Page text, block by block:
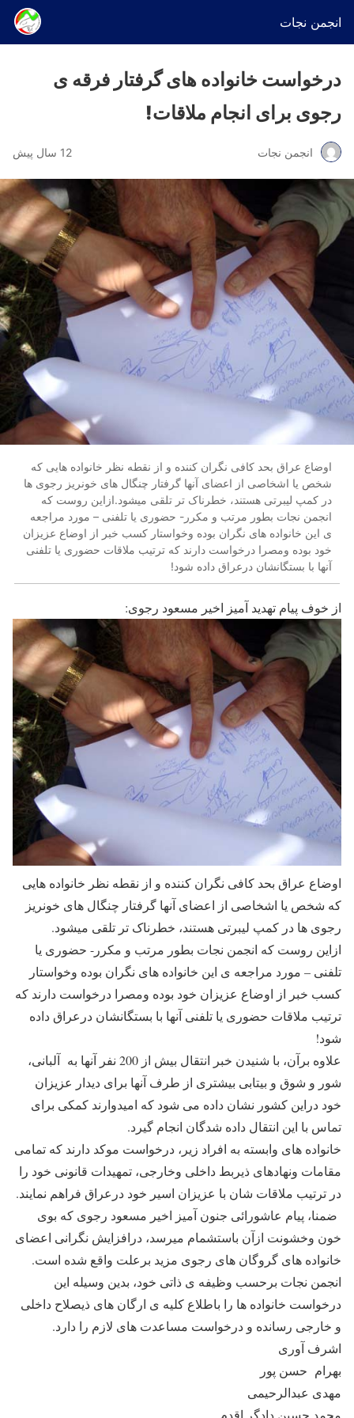
انجمن نجات
درخواست خانواده های گرفتار فرقه ی
رجوی برای انجام ملاقات!
انجمن نجات 12 سال پیش
اوضاع عراق بحد کافی نگران کننده و از نقطه نظر خانواده هایی که
شخص یا اشخاصی از اعضای آنها گرفتار چنگال های خونریز رجوی ها
در کمپ لیبرتی هستند، خطرناک تر تلقی میشود.ازاین روست که
انجمن نجات بطور مرتب و مکرر- حضوری یا تلفنی – مورد مراجعه
ی این خانواده های نگران بوده وخواستار کسب خبر از اوضاع عزیزان
خود بوده ومصرا درخواست دارند که ترتیب ملاقات حضوری یا تلفنی
آنها با بستگانشان درعراق داده شود!
از خوف پیام تهدید آمیز اخیر مسعود رجوی:
اوضاع عراق بحد کافی نگران کننده و از نقطه نظر خانواده هایی
که شخص یا اشخاصی از اعضای آنها گرفتار چنگال های خونریز
رجوی ها در کمپ لیبرتی هستند، خطرناک تر تلقی میشود.
ازاین روست که انجمن نجات بطور مرتب و مکرر- حضوری یا
تلفنی – مورد مراجعه ی این خانواده های نگران بوده وخواستار
کسب خبر از اوضاع عزیزان خود بوده ومصرا درخواست دارند که
ترتیب ملاقات حضوری یا تلفنی آنها با بستگانشان درعراق داده
شود!
علاوه برآن، با شنیدن خبر انتقال بیش از 200 نفر آنها به آلبانی،
شور و شوق و بیتابی بیشتری از طرف آنها برای دیدار عزیزان
خود دراین کشور نشان داده می شود که امیدوارند کمکی برای
تماس با این انتقال داده شدگان انجام گیرد.
خانواده های وابسته به افراد زیر، درخواست موکد دارند که تمامی
مقامات ونهادهای ذیربط داخلی وخارجی، تمهیدات قانونی خود را
در ترتیب ملاقات شان با عزیزان اسیر خود درعراق فراهم نمایند.
ضمنا، پیام عاشورائی جنون آمیز اخیر مسعود رجوی که بوی
خون وخشونت ازآن باستشمام میرسد، درافزایش نگرانی اعضای
خانواده های گروگان های رجوی مزید برعلت واقع شده است.
انجمن نجات برحسب وظیفه ی ذاتی خود، بدین وسیله این
درخواست خانواده ها را باطلاع کلیه ی ارگان های ذیصلاح داخلی
و خارجی رسانده و درخواست مساعدت های لازم را دارد.
اشرف آوری
بهرام حسن پور
مهدی عبدالرحیمی
محمد حسین دادگر اقدم